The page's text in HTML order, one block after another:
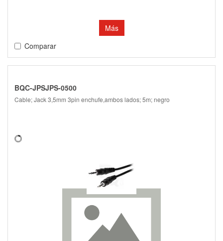
Más
Comparar
BQC-JPSJPS-0500
Cable; Jack 3,5mm 3pin enchufe,ambos lados; 5m; negro